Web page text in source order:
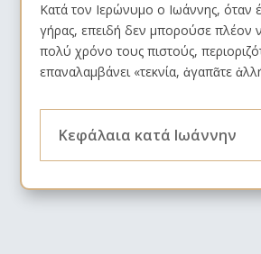
Κατά τον Ιερώνυμο ο Ιωάννης, όταν
γήρας, επειδή δεν μπορούσε πλέον
πολύ χρόνο τους πιστούς,
επαναλαμβάνει «τεκνία, ἀγαπᾶτε
Κεφάλαια κατά Ιωάννην